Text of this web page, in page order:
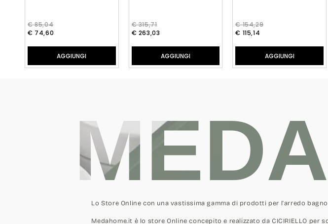
AGGIUNGI
€ 85,04
€ 74,60
AGGIUNGI
Paint
€ 315,71
€ 263,03
AGGIUNGI
€ 154,29
€ 115,14
Lo Store Online con una vastissima gamma di prodotti per l'arredo bagno
Medahome.it è lo store Online concepito e realizzato da CICIRIELLO